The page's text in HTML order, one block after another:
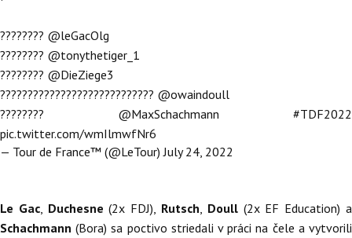
???????? @leGacOlg
???????? @tonythetiger_1
???????? @DieZiege3
???????????????????????????? @owaindoull
???????? @MaxSchachmann
#TDF2022
pic.twitter.com/wmIlmwfNr6
— Tour de France™ (@LeTour)July 24, 2022
Le Gac, Duchesne (2x FDJ), Rutsch Doull(2x EF Education) a
Schachmann (Bora) sa poctivo striedali v práci na čele a vytvorili